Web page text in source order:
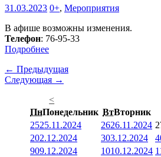
31.03.2023 0+, Мероприятия
В афише возможны изменения.
Телефон: 76-95-33
Подробнее
← Предыдущая
Следующая →
<
ПнПонедельник ВтВторник
2525.11.2024 2626.11.2024
202.12.2024 303.12.2024 4
909.12.2024 1010.12.2024